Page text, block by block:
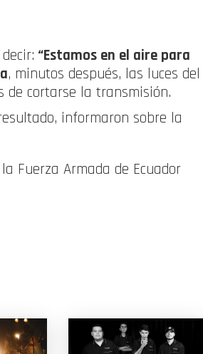
“Estamos en el aire para
, minutos después, las luces del
de cortarse la transmisión.
informaron sobre la
Fuerza Armada de Ecuador